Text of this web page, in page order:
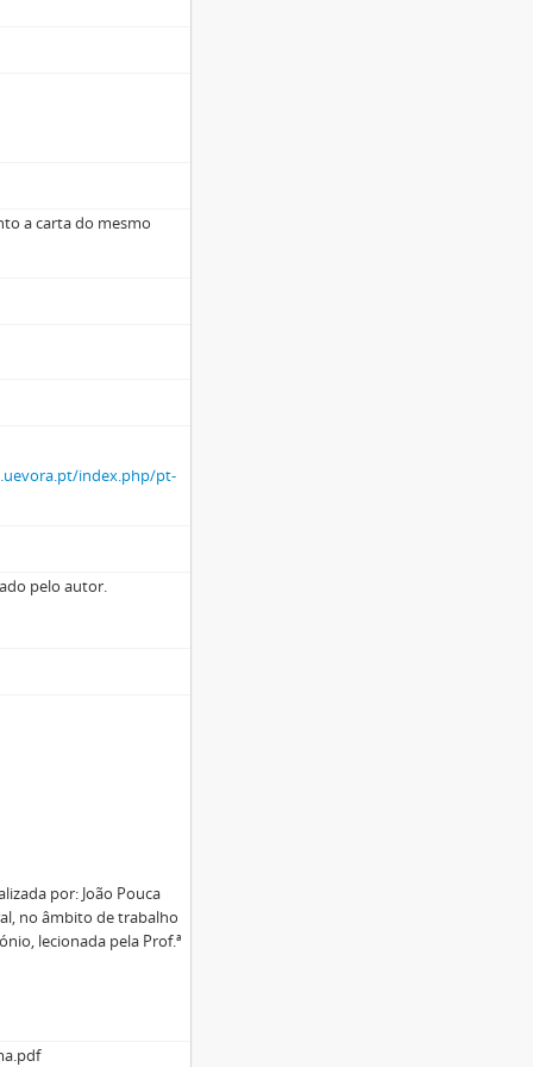
a carta do mesmo
index.php/pt-
pelo autor.
por: João Pouca
no âmbito de trabalho
lecionada pela Prof.ª